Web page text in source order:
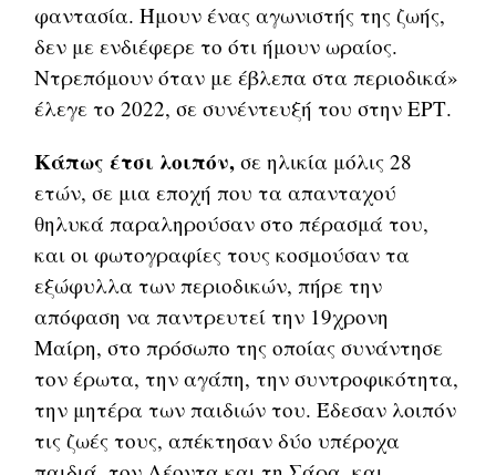
φαντασία. Ήμουν ένας αγωνιστής της ζωής,
δεν με ενδιέφερε το ότι ήμουν ωραίος.
Ντρεπόμουν όταν με έβλεπα στα περιοδικά»
έλεγε το 2022, σε συνέντευξή του στην ΕΡΤ.
Κάπως έτσι λοιπόν, σε ηλικία μόλις 28
ετών, σε μια εποχή που τα απανταχού
θηλυκά παραληρούσαν στο πέρασμά του,
και οι φωτογραφίες τους κοσμούσαν τα
εξώφυλλα των περιοδικών, πήρε την
απόφαση να παντρευτεί την 19χρονη
Μαίρη, στο πρόσωπο της οποίας συνάντησε
τον έρωτα, την αγάπη, την συντροφικότητα,
την μητέρα των παιδιών του. Έδεσαν λοιπόν
τις ζωές τους, απέκτησαν δύο υπέροχα